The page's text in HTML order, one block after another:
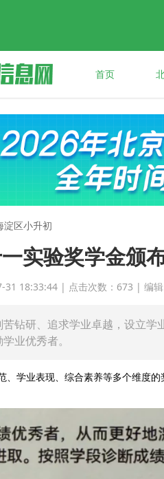
首页
淀区小升初
实验奖学金颁
31 18:33:44 | 点击次数：673 | 编
钻研、追求学业卓越，设立
业优秀者。
、学业表现、综合素养等多个维度